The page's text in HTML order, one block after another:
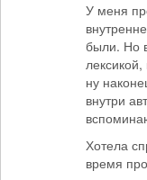
У меня
были. Но
ну
внутри
Хотела
время